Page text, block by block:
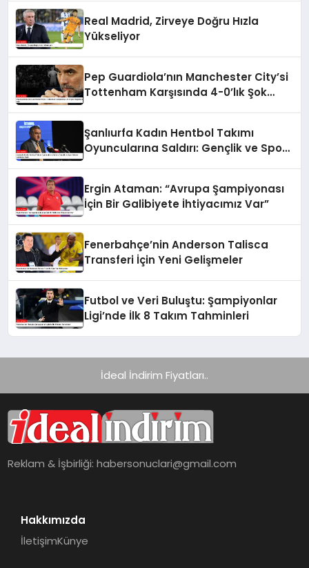
Real Madrid, Zirveye Doğru Hızla
Yükseliyor
Pep Guardiola’nın Manchester City’si
Tottenham Karşısında 4-0’lık Şok
Şanlıurfa Kadın Hentbol Takımı
Oyuncularına Saldırı: Gençlik ve Spor
Ergin Ataman: “Avrupa Şampiyonası
İçin Bir Galibiyete İhtiyacımız Var”
Fenerbahçe’nin Anderson Talisca
Transferi İçin Yeni Gelişmeler
Futbol ve Veri Buluştu: Şampiyonlar
Ligi’nde İlk 8 Takım Tahminleri
İdeal İndirim Fiyatları..
Reklam & İşbirliği:habersonuclari@gmail.com
Hakkımızda
İletişimKünye